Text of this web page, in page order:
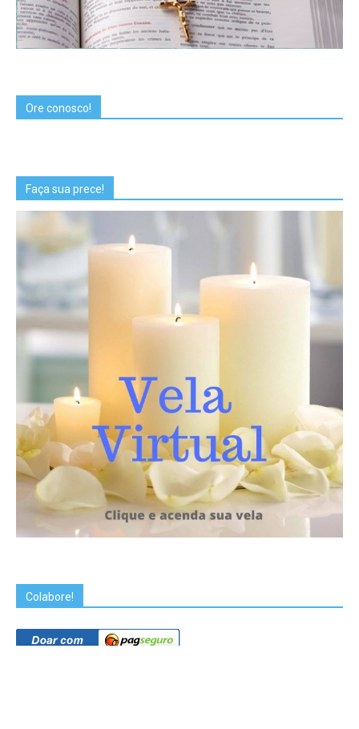
Ore conosco!
Faça sua prece!
Colabore!